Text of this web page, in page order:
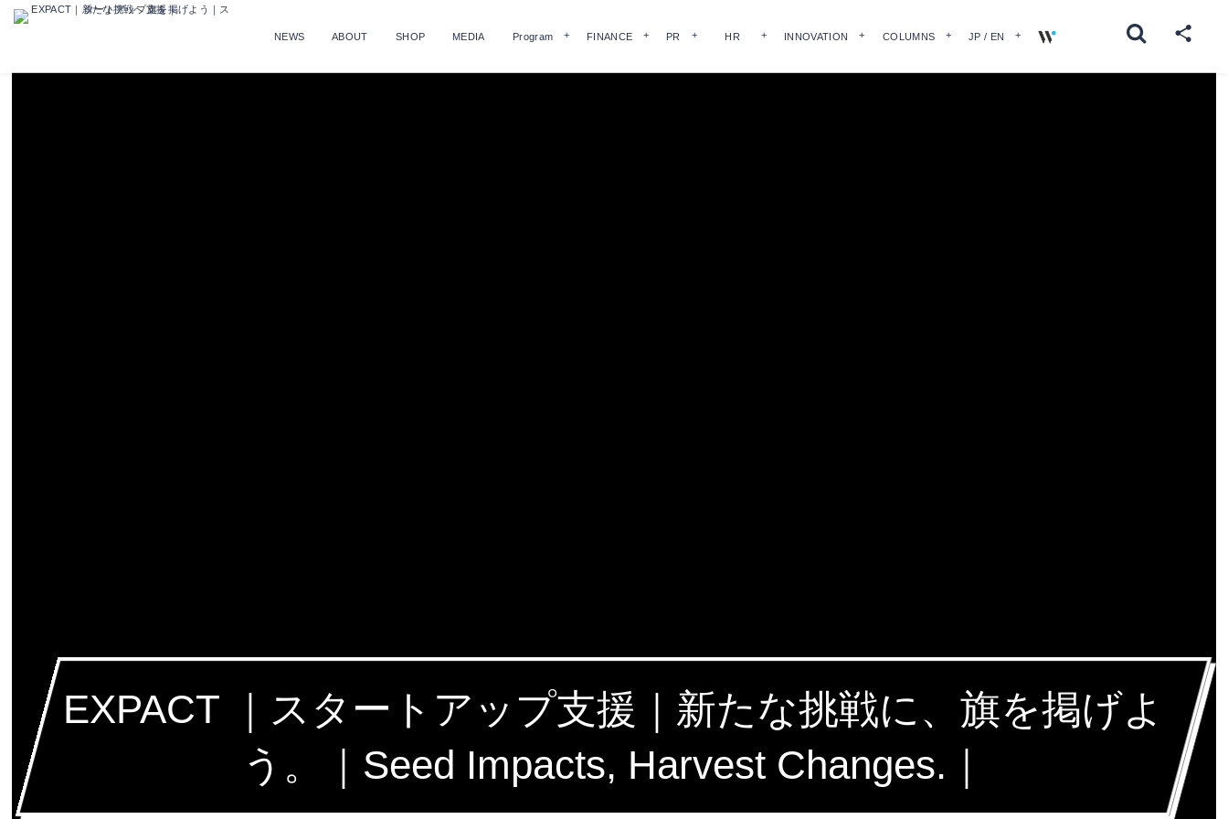
NEWS ABOUT SHOP MEDIA Program FINANCE PR HR INNOVATION COLUMNS JP / EN
EXPACT ｜スタートアップ支援｜新たな挑戦に、旗を掲げよ
う。｜Seed Impacts, Harvest Changes.｜